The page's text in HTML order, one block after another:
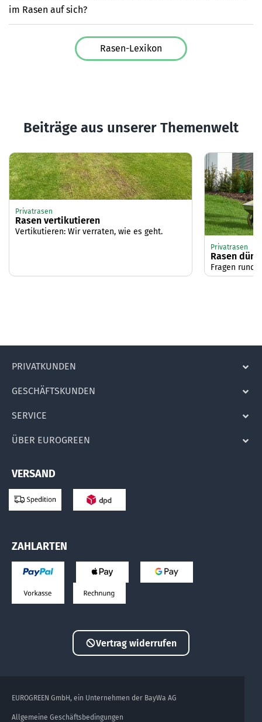
im Rasen auf sich?
Rasen-Lexikon
Beiträge aus unserer Themenwelt
Privatrasen
Rasen vertikutieren
Vertikutieren: Wir verraten, wie es geht.
Privatrasen
Rasen
Fragen rund
PRIVATKUNDEN
GESCHÄFTSKUNDEN
SERVICE
ÜBER EUROGREEN
VERSAND
ZAHLARTEN
Vertrag widerrufen
EUROGREEN GmbH, ein Unternehmen der BayWa AG
Allgemeine Geschäftsbedingungen